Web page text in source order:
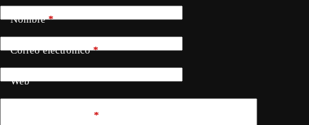
Nombre*
Correo electrónico*
Web
*